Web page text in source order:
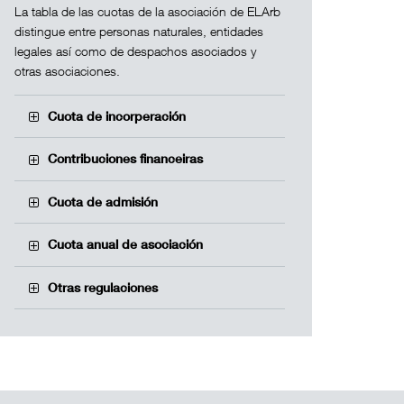
La tabla de las cuotas de la asociación de ELArb
distingue entre personas naturales, entidades
legales así como de despachos asociados y
otras asociaciones.
Cuota de incorperación
Contribuciones financeiras
Cuota de admisión
Cuota anual de asociación
Otras regulaciones